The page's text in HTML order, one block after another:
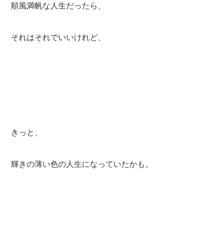
順風満帆な人生だったら、
それはそれでいいけれど、
きっと、
輝きの薄い色の人生になっていたかも。